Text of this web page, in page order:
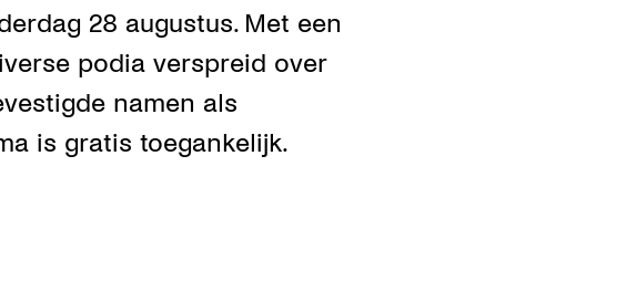
28 augustus. Met een
podia verspreid over
namen als
is gratis toegankelijk.